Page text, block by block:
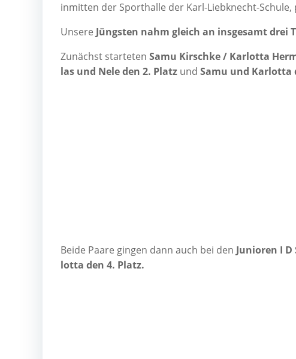
inmit­ten der Sport­hal­le der Karl-Lieb­knecht-
Unse­re Jüngs­ten nahm gleich an ins­ge­samt
Zunächst star­te­ten Samu Kirsch­ke / Kar­lot­ta
las und Nele den 2. Platz und Samu und Kar­lot­ta
Bei­de Paa­re gin­gen dann auch bei den Junio­ren I
lot­ta den 4. Platz.